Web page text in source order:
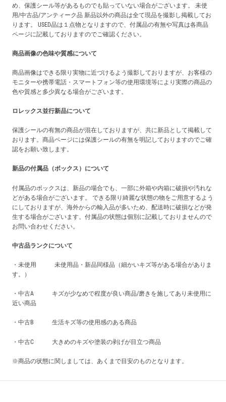
め、保護シール等があるものでも貼っていない場合がございます。 未使
用/中古品/アンティーク品 新品以外の商品は全て現品を撮影し掲載してお
ります。 USED品は１点物となりますので、付属品の有無や写真は各商品
ページに記載しておりますのでご確認ください。
商品画像の色味や質感について
商品画像はできる限り実物に近づけるよう撮影しておりますが、お客様の
モニターや携帯電話・スマートフォン等の使用環境等により実際の商品の
色や質感と多少異なる場合がございます。
ロレックス並行新品について
保護シールの有無の商品が混在しておりますが、共に新品として掲載して
おります。商品ページには保護シールの有無を明記しておりますのでご確
認をお願い致します。
新品の付属品（ボックス）について
付属品のボックスは、新品の場合でも、一部に外箱や内箱に破損や汚れな
どがある場合がございます。 できる限り綺麗な状態の物をご用意するよう
にしておりますが、海外からの輸入品が多いため、配送時に破損などが発
生する場合がございます。付属品の状態は個別に記載しておりませんので
お問い合わせください。
中古品ランクについて
・未使用 未使用品・新品同様品（細かいキズ等がある場合がありま
す。）
・中古A キズが少なめで程度が良い商品/磨きを施してあり未使用に
近い商品
・中古B 生活キズ等の使用感のある商品
・中古C 大きめのキズや塗装の剥げが目立つ商品
※商品の状態に関しましては、あくまで目安のものとなります。